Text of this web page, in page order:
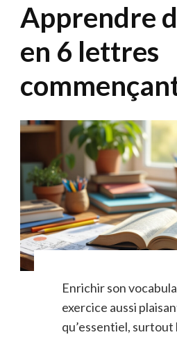
Apprendre
en 6 lettres
Enrichir son
exercice aussi
qu’essentiel, surtout